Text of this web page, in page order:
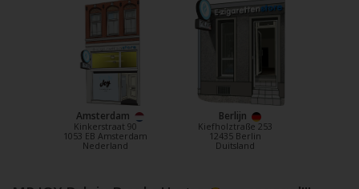
Amsterdam
Kinkerstraat 90
1053 EB Amsterdam
Nederland
Berlijn
Kiefholztraße 253
12435 Berlin
Duitsland